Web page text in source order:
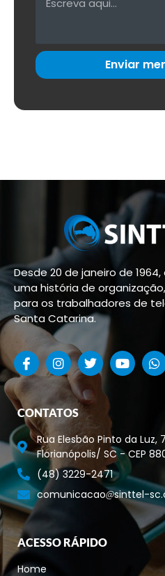
Enviar
Desde 20 de janeiro de
uma história de
para os trabalhadores de
Santa Catarina.
CONTATOS
Rua Elesbão Pinto da
Florianópolis/ SC - CEP
(48) 3229-2471
comunicacao
sinttel-
ACESSO RÁPIDO
Home